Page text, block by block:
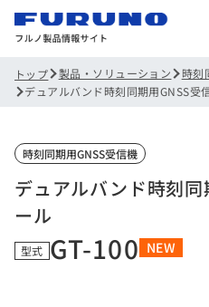
トップ 製品・ソリューション
時刻
デュアルバンド時刻同期用GNSS受
時刻同期用GNSS受信機
デュアルバンド時刻
ール
型式 GT-100 NEW